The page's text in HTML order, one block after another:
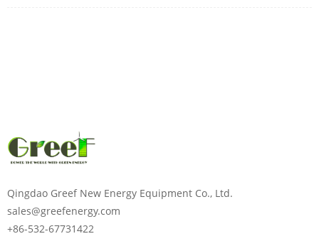
00:00
Qingdao Greef New Energy Equipment Co., Ltd.
sales@greefenergy.com
+86-532-67731422